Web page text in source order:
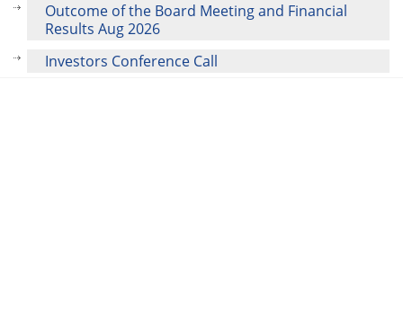
Outcome of the Board Meeting and Financial
Results Aug 2026
Investors Conference Call